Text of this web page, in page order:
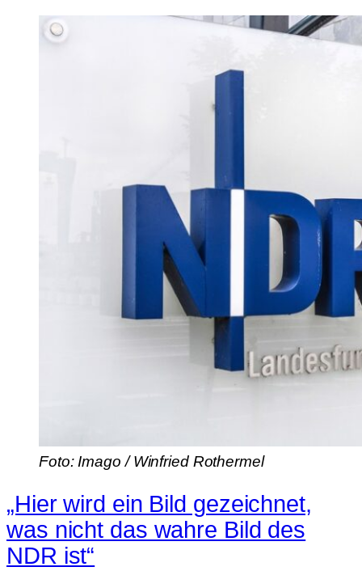
Foto: Imago / Winfried Rothermel
„Hier wird ein Bild gezeichnet,
was nicht das wahre Bild des
NDR ist“